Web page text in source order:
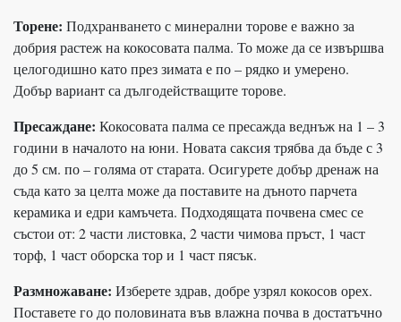
Торене: Подхранването с минерални торове е важно за
добрия растеж на кокосовата палма. То може да се извършва
целогодишно като през зимата е по – рядко и умерено.
Добър вариант са дългодействащите торове.
Пресаждане: Кокосовата палма се пресажда веднъж на 1 – 3
години в началото на юни. Новата саксия трябва да бъде с 3
до 5 см. по – голяма от старата. Осигурете добър дренаж на
съда като за целта може да поставите на дъното парчета
керамика и едри камъчета. Подходящата почвена смес се
състои от: 2 части листовка, 2 части чимова пръст, 1 част
торф, 1 част оборска тор и 1 част пясък.
Размножаване: Изберете здрав, добре узрял кокосов орех.
Поставете го до половината във влажна почва в достатъчно